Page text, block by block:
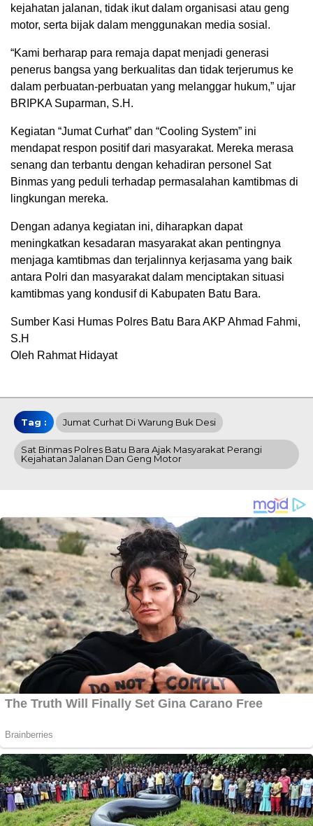
kejahatan jalanan, tidak ikut dalam organisasi atau geng
motor, serta bijak dalam menggunakan media sosial.
“Kami berharap para remaja dapat menjadi generasi
penerus bangsa yang berkualitas dan tidak terjerumus ke
dalam perbuatan-perbuatan yang melanggar hukum,” ujar
BRIPKA Suparman, S.H.
Kegiatan “Jumat Curhat” dan “Cooling System” ini
mendapat respon positif dari masyarakat. Mereka merasa
senang dan terbantu dengan kehadiran personel Sat
Binmas yang peduli terhadap permasalahan kamtibmas di
lingkungan mereka.
Dengan adanya kegiatan ini, diharapkan dapat
meningkatkan kesadaran masyarakat akan pentingnya
menjaga kamtibmas dan terjalinnya kerjasama yang baik
antara Polri dan masyarakat dalam menciptakan situasi
kamtibmas yang kondusif di Kabupaten Batu Bara.
Sumber Kasi Humas Polres Batu Bara AKP Ahmad Fahmi,
S.H
Oleh Rahmat Hidayat
Tag : Jumat Curhat Di Warung Buk Desi
Sat Binmas Polres Batu Bara Ajak Masyarakat Perangi
Kejahatan Jalanan Dan Geng Motor